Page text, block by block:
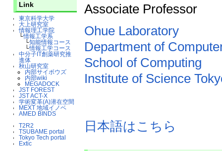
Link
東京科学大学
大上研究室
情報理工学院
└情報工学系
└知能情報コース
└情報工学コース
中分子IT創薬研究推
進体
秋山研究室
内部サイボウズ
内部wiki
MEGADOCK
JST FOREST
JST ACT-X
学術変革(A)潜在空間
MEXT 地域イノベ
AMED BINDS
T2R2
TSUBAME portal
Tokyo Tech portal
Extic
Associate Professor
Ohue Laboratory
Department of
School of Computing
Institute of Science
日本語はこちら